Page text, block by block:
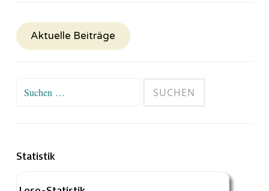
Aktuelle Beiträge
Suchen
Statistik